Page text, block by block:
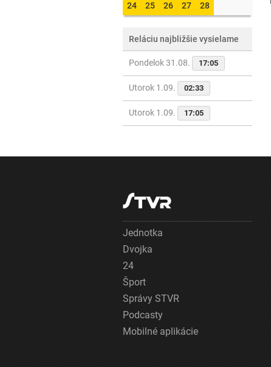
24
25 26 27 28
Reláciu najbližšie vysielame
Pondelok 31.08. 17:05
Utorok 1.09. 02:33
Utorok 1.09. 17:05
Jednotka
Dvojka
24
Šport
Správy STVR
Podcasty
Mobilné aplikácie